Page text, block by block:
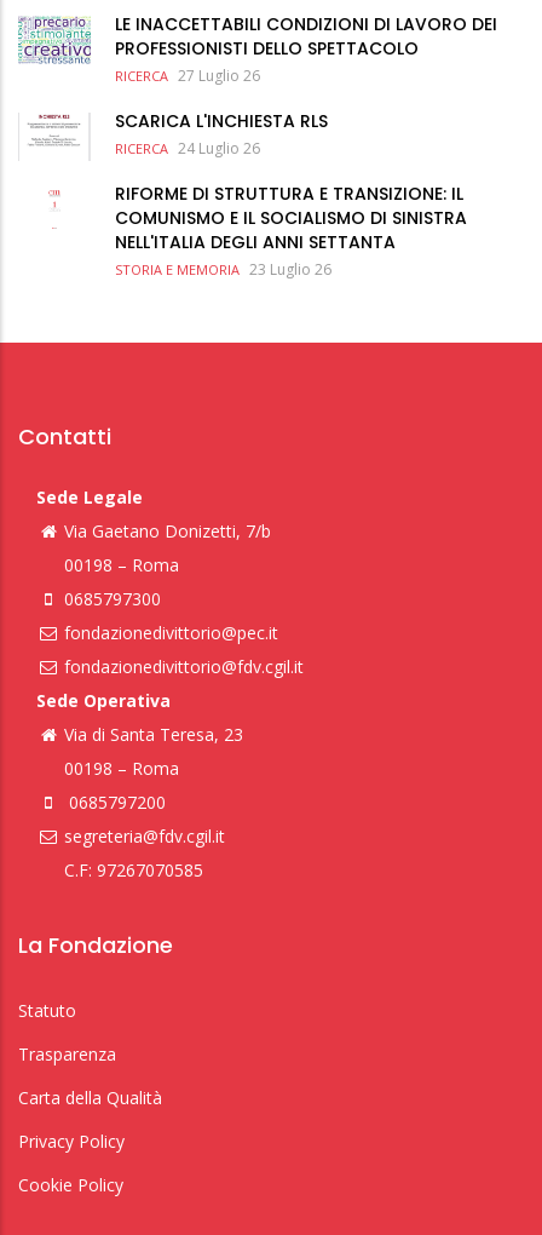
LE INACCETTABILI CONDIZIONI DI LAVORO DEI
PROFESSIONISTI DELLO SPETTACOLO
RICERCA 27 Luglio 26
SCARICA L'INCHIESTA RLS
RICERCA 24 Luglio 26
RIFORME DI STRUTTURA E TRANSIZIONE: IL
COMUNISMO E IL SOCIALISMO DI SINISTRA
NELL'ITALIA DEGLI ANNI SETTANTA
STORIA E MEMORIA 23 Luglio 26
Contatti
Sede Legale
Via Gaetano Donizetti, 7/b
00198 – Roma
0685797300
fondazionedivittorio@pec.it
fondazionedivittorio@fdv.cgil.it
Sede Operativa
Via di Santa Teresa, 23
00198 – Roma
0685797200
segreteria@fdv.cgil.it
C.F: 97267070585
La Fondazione
Statuto
Trasparenza
Carta della Qualità
Privacy Policy
Cookie Policy